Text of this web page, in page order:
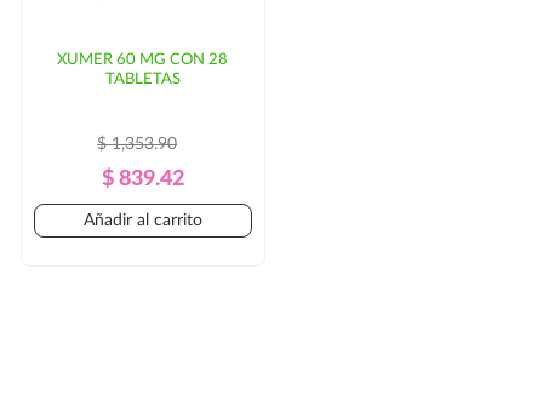
XUMER 60 MG CON 28
TABLETAS
Precio
Regular
$ 1,353.90
Precio
$ 839.42
Añadir al carrito